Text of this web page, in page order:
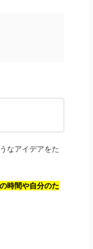
なアイデアをた
時間や自分のた